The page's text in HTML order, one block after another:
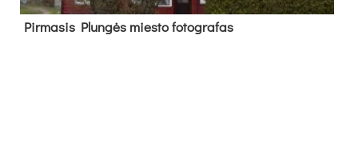
Pir­ma­sis Plun­gės mies­to fo­tog­ra­fas